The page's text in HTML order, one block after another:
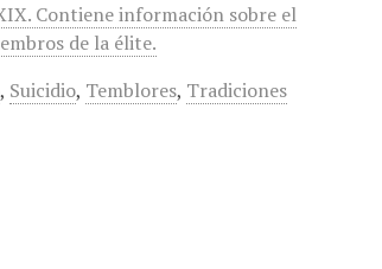
Contiene información sobre el
de la élite.
, Suicidio, Temblores, Tradiciones